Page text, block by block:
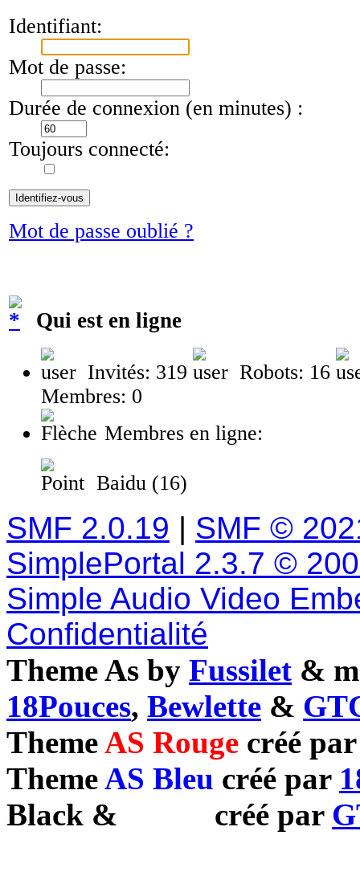
Identifiant:
Mot de passe:
Durée de connexion (en minutes) :
Toujours connecté:
Mot de passe oublié ?
Qui est en ligne
Invités: 319
Robots: 16
Membres: 0
Membres en ligne:
Baidu (16)
SMF 2.0.19 | SMF ©
SimplePortal 2.3.7 ©
Simple Audio Video
Confidentialité
Theme As by Fussilet &
18Pouces, Bewlette &
ThemeAS Rouge créé
ThemeAS Bleu créé par
Black & créé par